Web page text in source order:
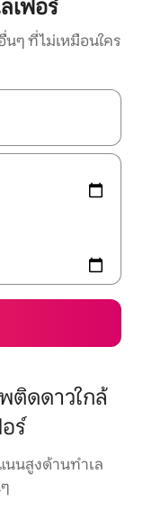
เฟอร์
ๆ ที่ไม่เหมือนใคร
ำรวจผลการค้นหา
ดดาวใกล้
ร์
นนสูงด้านทำเล